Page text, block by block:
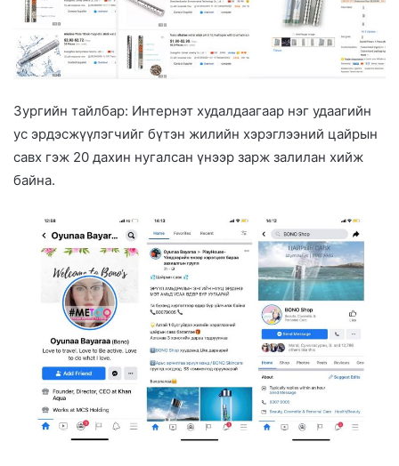
Зургийн тайлбар: Интернэт худалдаагаар нэг удаагийн
ус эрдэсжүүлэгчийг бүтэн жилийн хэрэглээний цайрын
савх гэж 20 дахин нугалсан үнээр зарж залилан хийж
байна.